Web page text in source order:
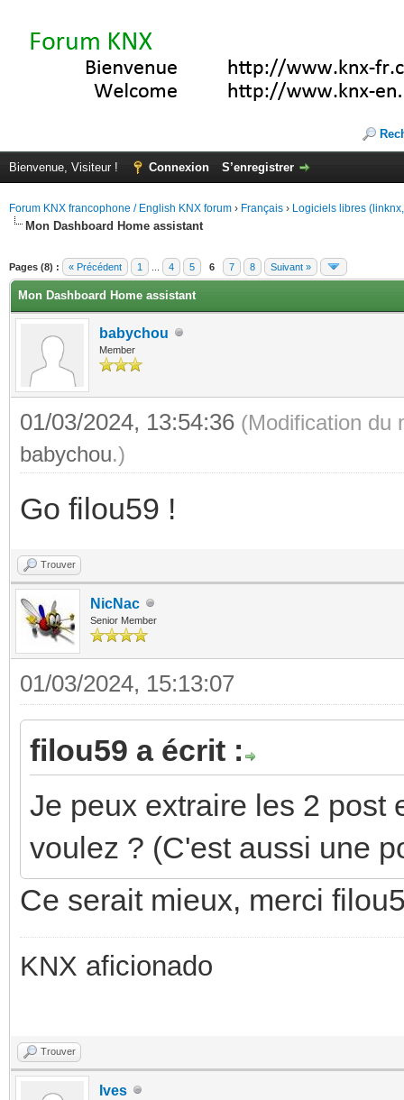
Bienvenue, Visiteur ! Connexion S’enregistrer
Forum KNX francophone / English KNX forum › Français › Logiciels libres
Mon Dashboard Home assistant
Pages (8) : « Précédent 1 4 5 6 7 8 Suivant »
Mon Dashboard Home assistant
babychou
Member
01/03/2024, 13:54:36 (Modification du
babychou.)
Go filou59 !
Trouver
NicNac
Senior Member
01/03/2024, 15:13:07
filou59 a écrit :
Je peux extraire les 2 post
voulez ? (C'est aussi une
Ce serait mieux, merci
KNX aficionado
Trouver
Ives